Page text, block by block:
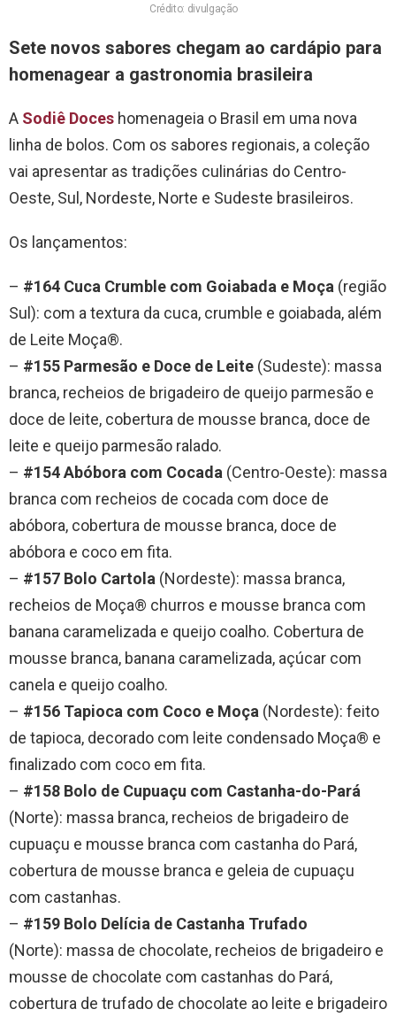
Crédito: divulgação
Sete novos sabores chegam ao cardápio para
homenagear a gastronomia brasileira
A Sodiê Doces homenageia o Brasil em uma nova
linha de bolos. Com os sabores regionais, a coleção
vai apresentar as tradições culinárias do Centro-
Oeste, Sul, Nordeste, Norte e Sudeste brasileiros.
Os lançamentos:
– #164 Cuca Crumble com Goiabada e Moça (região
Sul): com a textura da cuca, crumble e goiabada, além
de Leite Moça®.
– #155 Parmesão e Doce de Leite (Sudeste): massa
branca, recheios de brigadeiro de queijo parmesão e
doce de leite, cobertura de mousse branca, doce de
leite e queijo parmesão ralado.
– #154 Abóbora com Cocada (Centro-Oeste): massa
branca com recheios de cocada com doce de
abóbora, cobertura de mousse branca, doce de
abóbora e coco em fita.
– #157 Bolo Cartola (Nordeste): massa branca,
recheios de Moça® churros e mousse branca com
banana caramelizada e queijo coalho. Cobertura de
mousse branca, banana caramelizada, açúcar com
canela e queijo coalho.
– #156 Tapioca com Coco e Moça (Nordeste): feito
de tapioca, decorado com leite condensado Moça® e
finalizado com coco em fita.
– #158 Bolo de Cupuaçu com Castanha-do-Pará
(Norte): massa branca, recheios de brigadeiro de
cupuaçu e mousse branca com castanha do Pará,
cobertura de mousse branca e geleia de cupuaçu
com castanhas.
– #159 Bolo Delícia de Castanha Trufado
(Norte): massa de chocolate, recheios de brigadeiro e
mousse de chocolate com castanhas do Pará,
cobertura de trufado de chocolate ao leite e brigadeiro